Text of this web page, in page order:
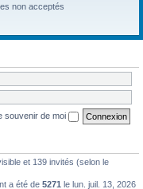
non acceptés
souvenir de moi
et 139 invités (selon le
a été de 5271 le lun. juil. 13, 2026